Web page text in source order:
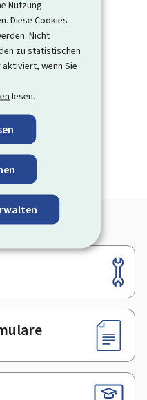
Nutzung
Diese Cookies
Nicht
zu statistischen
wenn Sie
lesen.